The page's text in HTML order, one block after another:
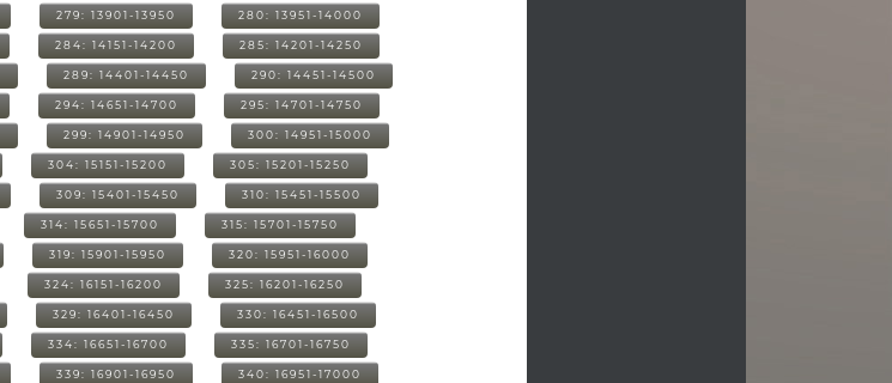
279: 13901-13950 280: 13951-14000
284: 14151-14200 285: 14201-14250
289: 14401-14450 290: 14451-14500
294: 14651-14700 295: 14701-14750
299: 14901-14950 300: 14951-15000
304: 15151-15200 305: 15201-15250
309: 15401-15450 310: 15451-15500
314: 15651-15700 315: 15701-15750
319: 15901-15950 320: 15951-16000
324: 16151-16200 325: 16201-16250
329: 16401-16450 330: 16451-16500
334: 16651-16700 335: 16701-16750
339: 16901-16950 340: 16951-17000